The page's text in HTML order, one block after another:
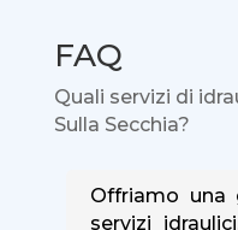
FAQ
Quali servizi di
Sulla Secchia?
Offriamo una
servizi